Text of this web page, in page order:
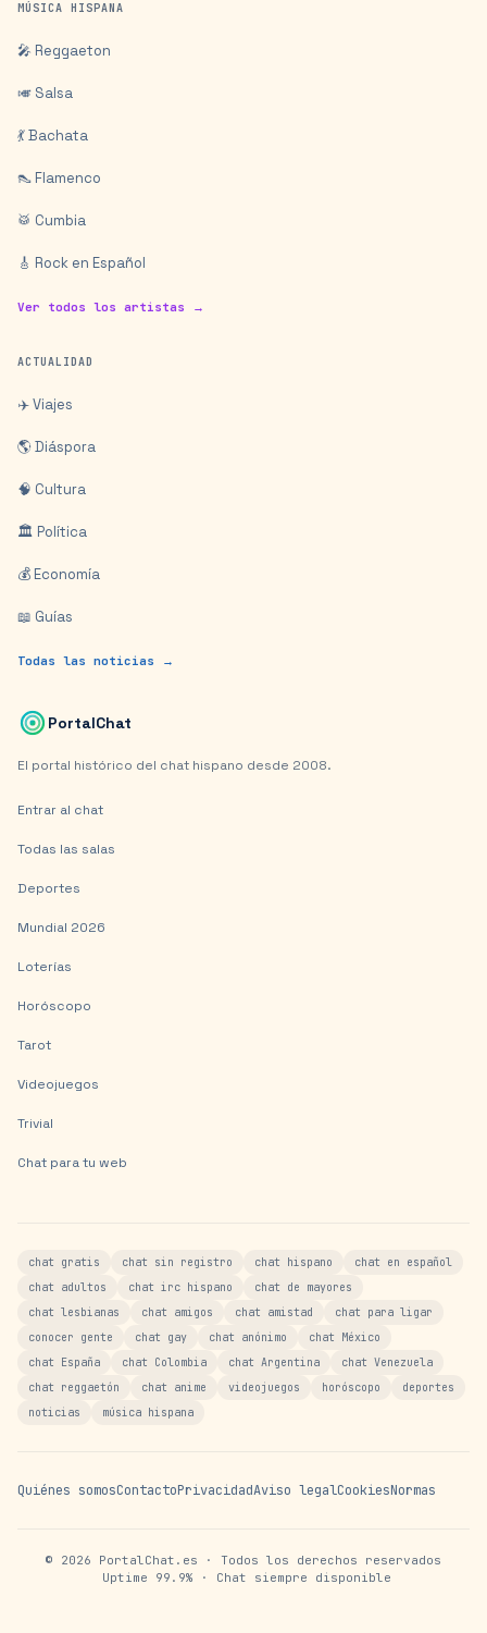
MÚSICA HISPANA
🎤 Reggaeton
🎺 Salsa
💃 Bachata
👠 Flamenco
🥁 Cumbia
🎸 Rock en Español
Ver todos los artistas →
ACTUALIDAD
✈️ Viajes
🌎 Diáspora
🧠 Cultura
🏛️ Política
💰 Economía
📖 Guías
Todas las noticias →
PortalChat
El portal histórico del chat hispano desde 2008.
Entrar al chat
Todas las salas
Deportes
Mundial 2026
Loterías
Horóscopo
Tarot
Videojuegos
Trivial
Chat para tu web
chat gratis chat sin registro chat hispano
chat en español
chat adultos
chat irc hispano
chat de mayores
chat lesbianas
chat amigos chat amistad
chat para ligar
conocer gente
chat gay chat anónimo
chat México
chat España
chat Colombia chat Argentina
chat Venezuela
chat reggaetón
chat anime videojuegos horóscopo
deportes
noticias
música hispana
Quiénes somosContactoPrivacidadAviso legalCookiesNormas
© 2026 PortalChat.es · Todos los derechos reservados
Uptime 99.9% · Chat siempre disponible